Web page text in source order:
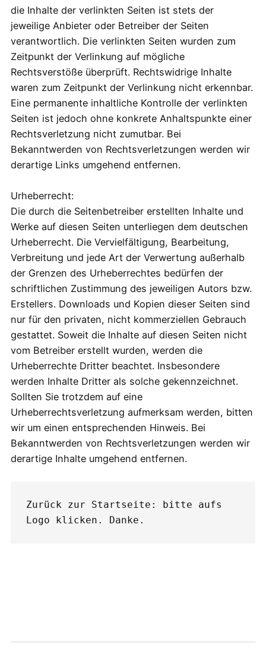
die Inhalte der verlinkten Seiten ist stets der
jeweilige Anbieter oder Betreiber der Seiten
verantwortlich. Die verlinkten Seiten wurden zum
Zeitpunkt der Verlinkung auf mögliche
Rechtsverstöße überprüft. Rechtswidrige Inhalte
waren zum Zeitpunkt der Verlinkung nicht erkennbar.
Eine permanente inhaltliche Kontrolle der verlinkten
Seiten ist jedoch ohne konkrete Anhaltspunkte einer
Rechtsverletzung nicht zumutbar. Bei
Bekanntwerden von Rechtsverletzungen werden wir
derartige Links umgehend entfernen.
Urheberrecht:
Die durch die Seitenbetreiber erstellten Inhalte und
Werke auf diesen Seiten unterliegen dem deutschen
Urheberrecht. Die Vervielfältigung, Bearbeitung,
Verbreitung und jede Art der Verwertung außerhalb
der Grenzen des Urheberrechtes bedürfen der
schriftlichen Zustimmung des jeweiligen Autors bzw.
Erstellers. Downloads und Kopien dieser Seiten sind
nur für den privaten, nicht kommerziellen Gebrauch
gestattet. Soweit die Inhalte auf diesen Seiten nicht
vom Betreiber erstellt wurden, werden die
Urheberrechte Dritter beachtet. Insbesondere
werden Inhalte Dritter als solche gekennzeichnet.
Sollten Sie trotzdem auf eine
Urheberrechtsverletzung aufmerksam werden, bitten
wir um einen entsprechenden Hinweis. Bei
Bekanntwerden von Rechtsverletzungen werden wir
derartige Inhalte umgehend entfernen.
Zurück zur Startseite: bitte aufs
Logo klicken. Danke.